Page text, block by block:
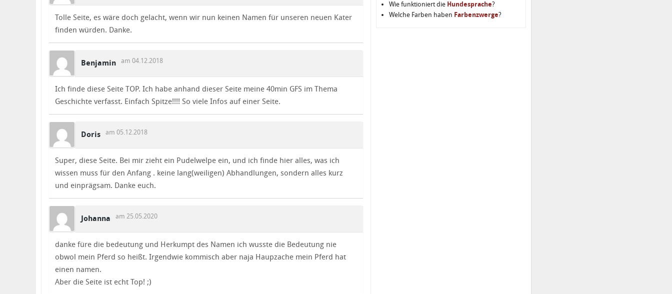
Tolle Seite, es wäre doch gelacht, wenn wir nun keinen Namen für unseren neuen Kater
finden würden. Danke.
Benjamin am 04.12.2018
Ich finde diese Seite TOP. Ich habe anhand dieser Seite meine 40min GFS im Thema
Geschichte verfasst. Einfach Spitze!!!! So viele Infos auf einer Seite.
Doris am 05.12.2018
Super, diese Seite. Bei mir zieht ein Pudelwelpe ein, und ich finde hier alles, was ich
wissen muss für den Anfang . keine lang(weiligen) Abhandlungen, sondern alles kurz
und einprägsam. Danke euch.
Johanna am 25.05.2020
danke füre die bedeutung und Herkumpt des Namen ich wusste die Bedeutung nie
obwol mein Pferd so heißt. Irgendwie kommisch aber naja Haupzache mein Pferd hat
einen namen.
Aber die Seite ist echt Top! ;)
Wie funktioniert die Hundesprache?
Welche Farben haben Farbenzwerge?